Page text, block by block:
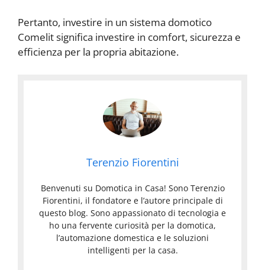
Pertanto, investire in un sistema domotico
Comelit significa investire in comfort, sicurezza e
efficienza per la propria abitazione.
Terenzio Fiorentini
Benvenuti su Domotica in Casa! Sono Terenzio
Fiorentini, il fondatore e l’autore principale di
questo blog. Sono appassionato di tecnologia e
ho una fervente curiosità per la domotica,
l’automazione domestica e le soluzioni
intelligenti per la casa.